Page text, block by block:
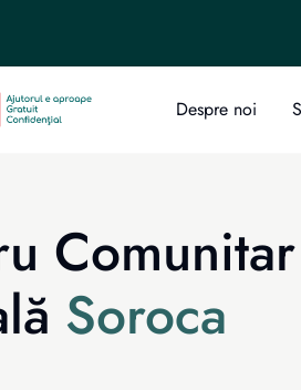
Despre noi
Soroca